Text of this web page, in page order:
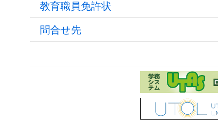
教育職員免許状
問合せ先